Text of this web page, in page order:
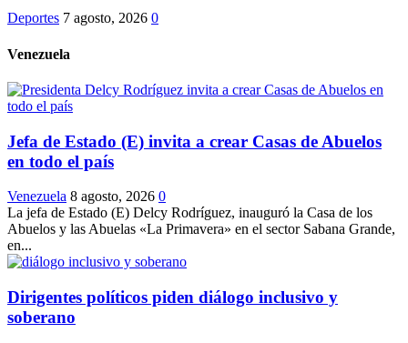
Deportes 7 agosto, 2026 0
Venezuela
Jefa de Estado (E) invita a crear Casas de Abuelos
en todo el país
Venezuela 8 agosto, 2026 0
La jefa de Estado (E) Delcy Rodríguez, inauguró la Casa de los
Abuelos y las Abuelas «La Primavera» en el sector Sabana Grande,
en...
Dirigentes políticos piden diálogo inclusivo y
soberano